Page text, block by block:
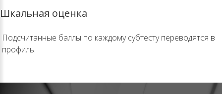
Шкальная оценка
Подсчитанные баллы по каждому субтесту переводятся в
профиль.